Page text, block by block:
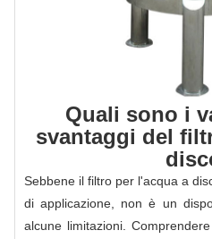
Quali sono i
svantaggi del
Sebbene il filtro per l'acqua a
di applicazione, non è un
alcune limitazioni.